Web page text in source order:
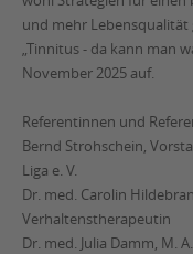
und mehr
„Tinnitus ‒ da kann man
November 2025 auf.
Referentinnen und
Bernd Strohschein,
Liga e. V.
Dr. med. Carolin
Verhaltenstherapeutin
Dr. med. Julia Damm, M.